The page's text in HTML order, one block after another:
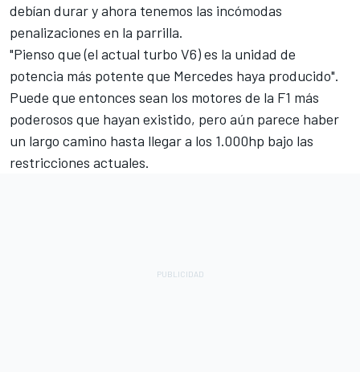
debían durar y ahora tenemos las incómodas
penalizaciones en la parrilla.
"Pienso que (el actual turbo V6) es la unidad de
potencia más potente que Mercedes haya producido".
Puede que entonces sean los motores de la F1 más
poderosos que hayan existido, pero aún parece haber
un largo camino hasta llegar a los 1.000hp bajo las
restricciones actuales.